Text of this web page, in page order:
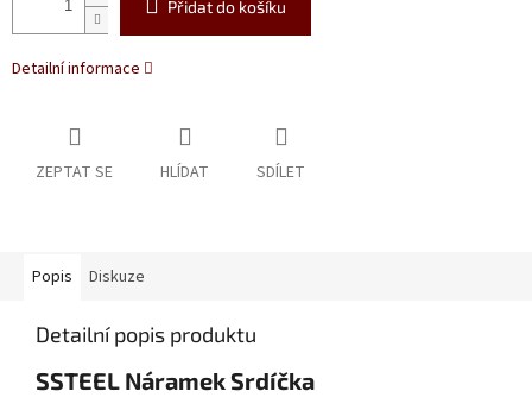
Přidat do košíku
Detailní informace
ZEPTAT SE HLÍDAT SDÍLET
Popis Diskuze
Detailní popis produktu
SSTEEL Náramek Srdíčka